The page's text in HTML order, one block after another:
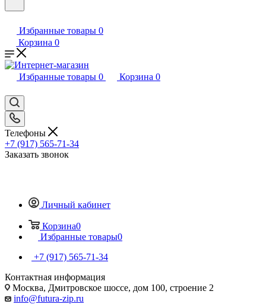
Избранные товары 0
Корзина 0
Избранные товары 0 Корзина 0
Телефоны
+7 (917) 565-71-34
Заказать звонок
Личный кабинет
Корзина0
Избранные товары0
+7 (917) 565-71-34
Контактная информация
Москва, Дмитровское шоссе, дом 100, строение 2
info@futura-zip.ru